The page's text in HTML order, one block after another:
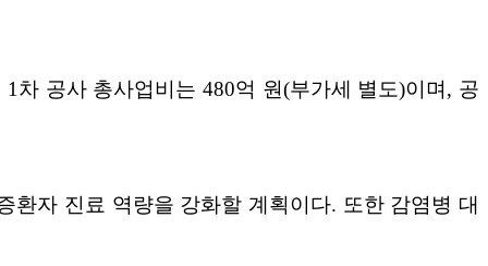
차 공사 총사업비는 480억 원(부가세 별도)이며, 공
자 진료 역량을 강화할 계획이다. 또한 감염병 대